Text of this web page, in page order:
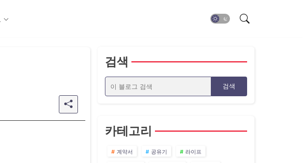
검색
카테고리
계약서 공유기 라이프